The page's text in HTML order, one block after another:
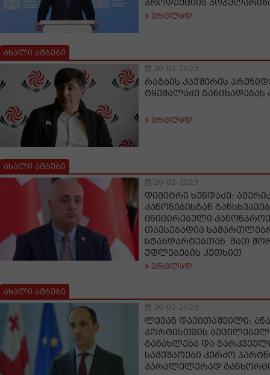
პროდუქციის
ვრცლად
ახალი ამბები
20-02-2023
რაგბის კავშირის
ტყემალაძე
ვრცლად
ახალი ამბები
20-02-2023
დიმიტრი ხუნდაძე:
კანონებისგან
ინიცირებული
თავსებადია
სტანდარტებთან, მათ
უფლებების კუთხით
ვრცლად
ახალი ამბები
20-02-2023
ლევან დავითაშვილი:
პორტისთვის
განახლება და
სამუშაოები კერძო
პარალელურად